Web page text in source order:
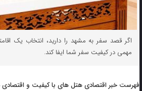
اگر قصد سفر به مشهد را دارید، انتخاب یک
مهمی در کیفیت سفر شما ایفا کند.
فهرست خبر اقتصادی هتل های با کیفیت و اقتصادی